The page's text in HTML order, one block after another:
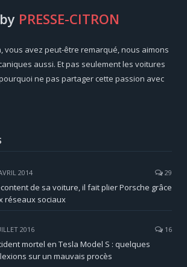
PRESSE-CITRON
vous avez peut-être remarqué, nous aimons
aussi. Et pas seulement les voitures
ne pas partager cette passion avec
2014 29
de sa voiture, il fait plier Porsche grâce
réseaux sociaux
2016 16
mortel en Tesla Model S : quelques
sur un mauvais procès